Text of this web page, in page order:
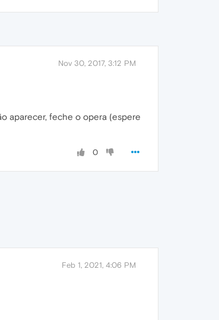
Nov 30, 2017, 3:12 PM
aparecer, feche o opera (espere
0
Feb 1, 2021, 4:06 PM